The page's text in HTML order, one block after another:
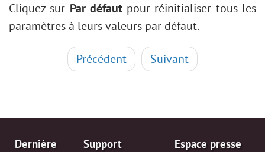
Cliquez sur Par défautpour réinitialiser tous les
paramètres à leurs valeurs par défaut.
Précédent Suivant
Dernière
Support
Espace presse